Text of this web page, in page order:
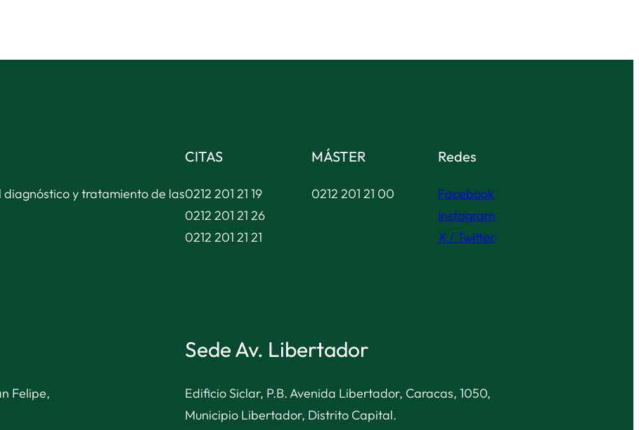
y tratamiento de las
CITAS
0212 201 21 19
0212 201 21 26
0212 201 21 21
MÁSTER
0212 201 21 00
Redes
Facebook
Instagram
X / Twitter
Felipe,
Sede Av. Libertador
Edificio Siclar, P.B. Avenida Libertador, Caracas, 1050,
Municipio Libertador, Distrito Capital.